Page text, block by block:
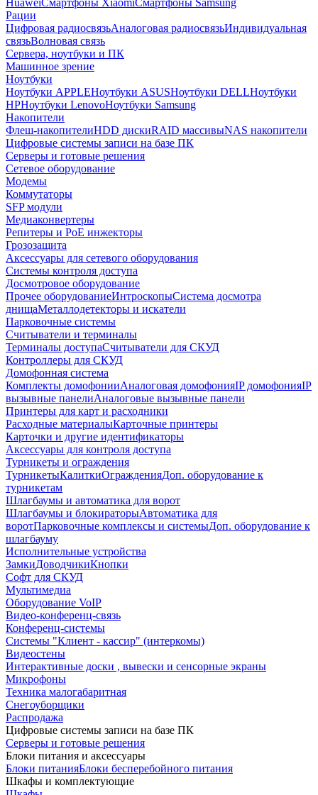
HuaweiСмартфоны XiaomiСмартфоны Samsung
Рации
Цифровая радиосвязьАналоговая радиосвязьИндивидуальная
связьВолновая связь
Сервера, ноутбуки и ПК
Машинное зрение
Ноутбуки
Ноутбуки APPLEНоутбуки ASUSНоутбуки DELLНоутбуки
HPНоутбуки LenovoНоутбуки Samsung
Накопители
Флеш-накопителиHDD дискиRAID массивыNAS накопители
Цифровые системы записи на базе ПК
Серверы и готовые решения
Сетевое оборудование
Модемы
Коммутаторы
SFP модули
Медиаконвертеры
Репитеры и PoE инжекторы
Грозозащита
Аксессуары для сетевого оборудования
Системы контроля доступа
Досмотровое оборудование
Прочее оборудованиеИнтроскопыСистема досмотра
днищаМеталлодетекторы и искатели
Парковочные системы
Считыватели и терминалы
Терминалы доступаСчитыватели для СКУД
Контроллеры для СКУД
Домофонная система
Комплекты домофонииАналоговая домофонияIP домофонияIP
вызывные панелиАналоговые вызывные панели
Принтеры для карт и расходники
Расходные материалыКарточные принтеры
Карточки и другие идентификаторы
Аксессуары для контроля доступа
Турникеты и ограждения
ТурникетыКалиткиОгражденияДоп. оборудование к
турникетам
Шлагбаумы и автоматика для ворот
Шлагбаумы и блокираторыАвтоматика для
воротПарковочные комплексы и системыДоп. оборудование к
шлагбауму
Исполнительные устройства
ЗамкиДоводчикиКнопки
Софт для СКУД
Мультимедиа
Оборудование VoIP
Видео-конференц-связь
Конференц-системы
Системы "Клиент - кассир" (интеркомы)
Видеостены
Интерактивные доски , вывески и сенсорные экраны
Микрофоны
Техника малогабаритная
Снегоуборщики
Распродажа
Цифровые системы записи на базе ПК
Серверы и готовые решения
Блоки питания и аксессуары
Блоки питанияБлоки бесперебойного питания
Шкафы и комплектующие